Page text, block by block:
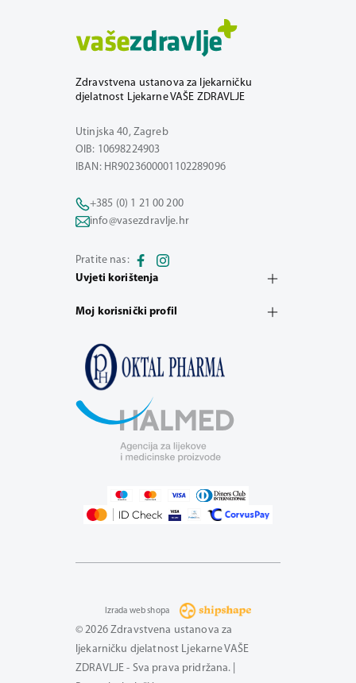
Zdravstvena ustanova za ljekarničku
djelatnost Ljekarne VAŠE ZDRAVLJE
Utinjska 40, Zagreb
OIB: 10698224903
IBAN: HR9023600001102289096
+385 (0) 1 21 00 200
info@vasezdravlje.hr
Pratite nas:
Uvjeti korištenja
Moj korisnički profil
© 2026 Zdravstvena ustanova za
ljekarničku djelatnost Ljekarne VAŠE
ZDRAVLJE - Sva prava pridržana. |
Izrada web shopa